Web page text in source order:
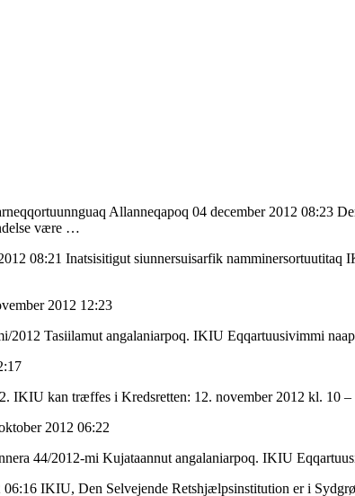
Allanneqapoq 04 december 2012 08:23
være …
08:21 Inatsisitigut siunnersuisarfik
2012 12:23
2012 Tasiilamut angalaniarpoq. IKIU Eqqartuusivimmi
IKIU kan træffes i Kredsretten: 12. november 2012 kl. 10
2012 06:22
44/2012-mi Kujataannut angalaniarpoq. IKIU
IKIU, Den Selvejende Retshjælpsinstitution er i